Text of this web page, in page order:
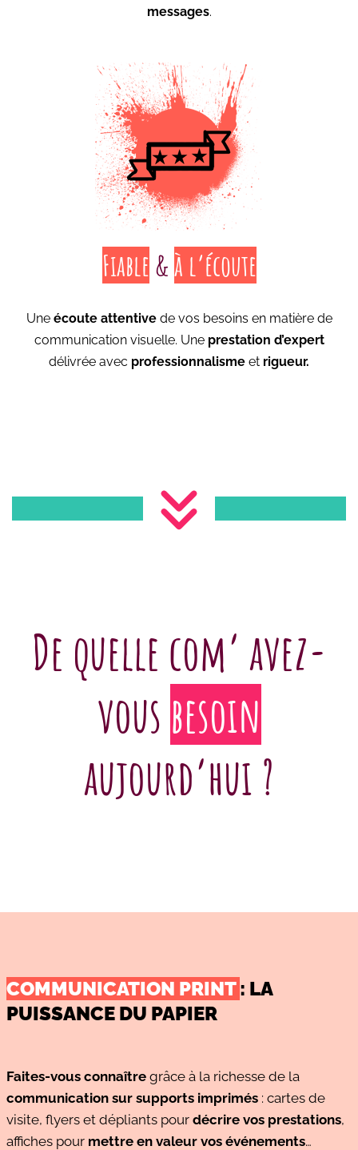
messages.
Fiable&à l’écoute
Une écoute attentivede vos besoins en matière de
communication visuelle. Une prestation d’expert
délivrée avec professionnalisme et rigueur.
De quelle com’ avez-
vous besoin
aujourd’hui ?
COMMUNICATION PRINT: LA
PUISSANCE DU PAPIER
Faites-vous connaîtregrâce à la richesse de la
communication sur supports imprimés: cartes de
visite, flyers et dépliants pour décrire vos prestations,
affiches pour mettre en valeur vos événements…